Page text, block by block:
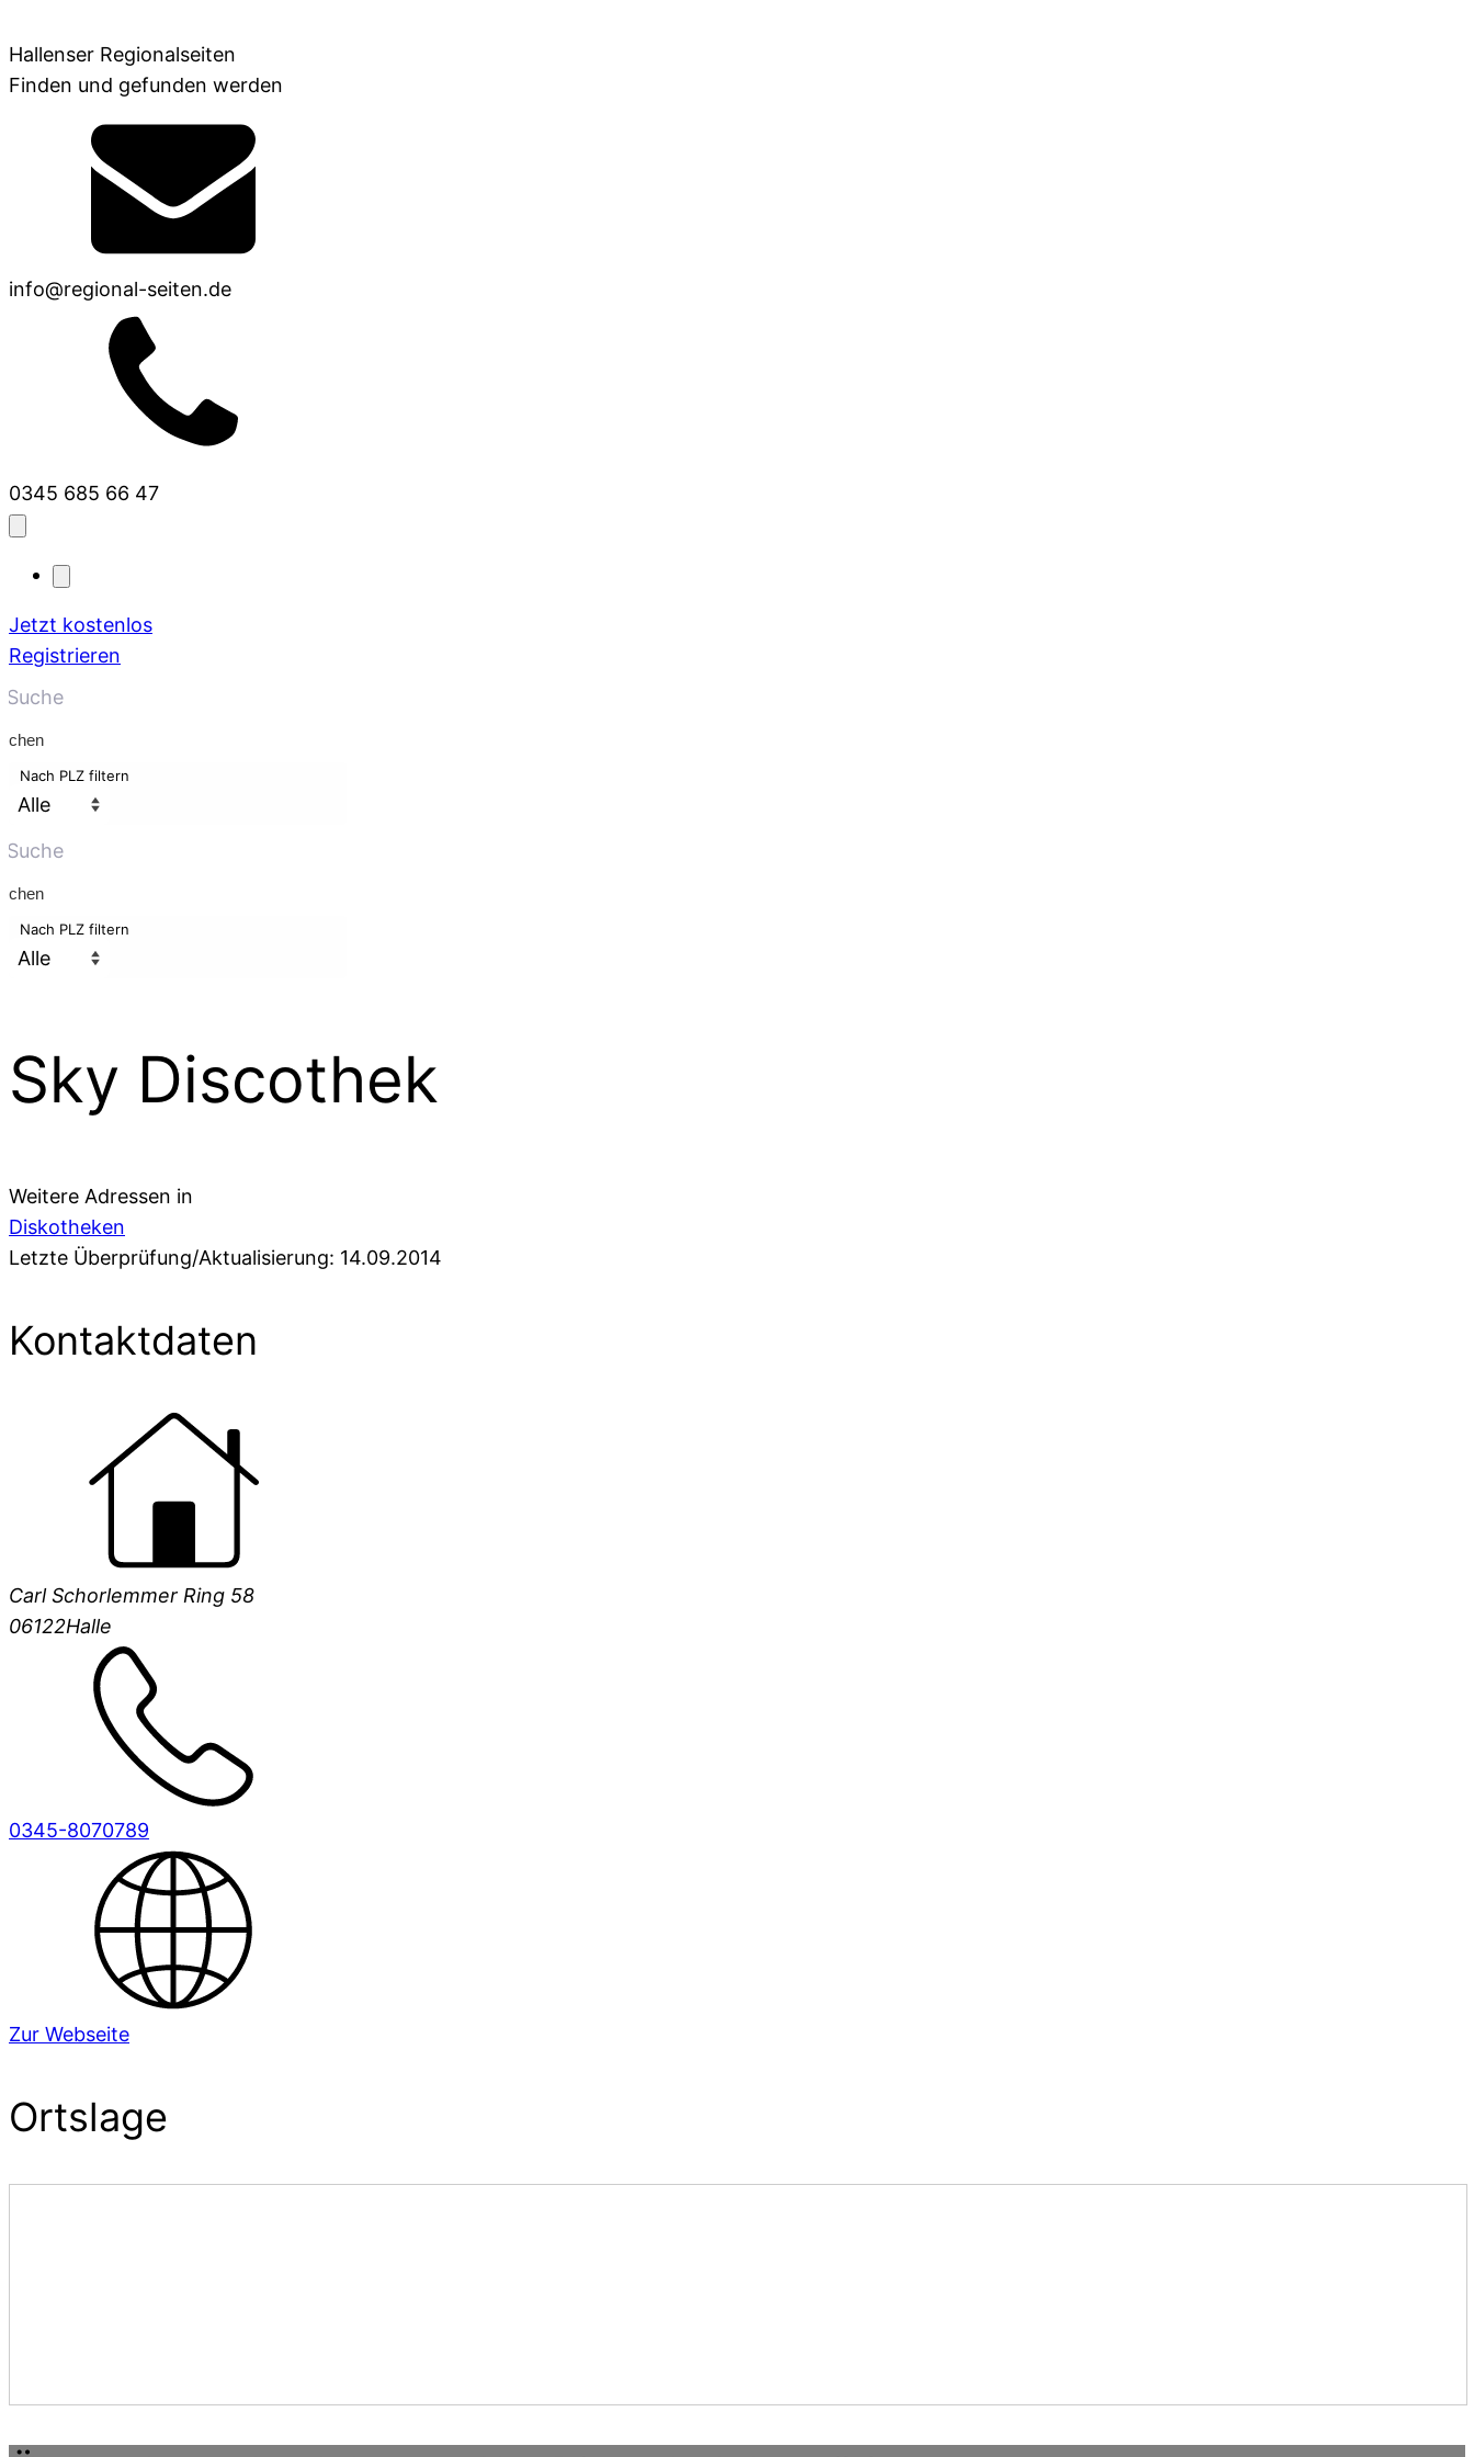
Hallenser Regionalseiten
Finden und gefunden werden
info@regional-seiten.de
0345 685 66 47
Jetzt kostenlos
Registrieren
Nach PLZ filtern
Nach PLZ filtern
Sky Discothek
Weitere Adressen in
Diskotheken
Letzte Überprüfung/Aktualisierung: 14.09.2014
Kontaktdaten
Carl Schorlemmer Ring 58
06122Halle
0345-8070789
Zur Webseite
Ortslage